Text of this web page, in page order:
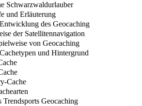
Schwarzwaldurlauber
und Erläuterung
des Geocaching
der Satellitennavigation
von Geocaching
und Hintergrund
Cache
Geocaching